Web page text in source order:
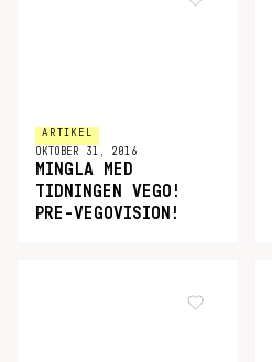
ARTIKEL
OKTOBER 31, 2016
MINGLA MED
TIDNINGEN VEGO!
PRE-VEGOVISION!